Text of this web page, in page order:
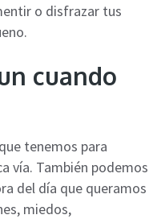
o disfrazar tus
cuando
tenemos para
vía. También podemos
del día que queramos
miedos,